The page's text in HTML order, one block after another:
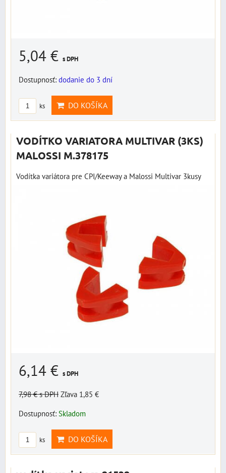
5,04 € s DPH
Dostupnosť: dodanie do 3 dní
ks DO KOŠÍKA
VODÍTKO VARIATORA MULTIVAR (3KS)
MALOSSI M.378175
Vodítka variátora pre CPI/Keeway a Malossi Multivar 3kusy
6,14 € s DPH
7,98 €s DPH Zľava 1,85 €
Dostupnosť: Skladom
ks DO KOŠÍKA